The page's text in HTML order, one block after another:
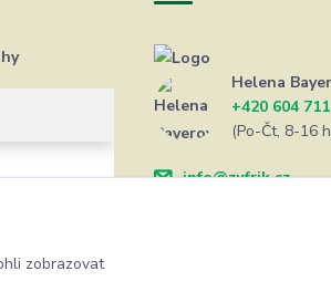
Helena
+420 604
(Po-Čt, 8-16
info@zufrik.cz
zobrazovat